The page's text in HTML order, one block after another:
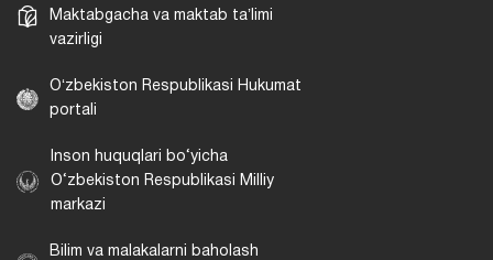
Maktabgacha va maktab taʼlimi
vazirligi
Oʻzbekiston Respublikasi Hukumat
portali
Inson huquqlari bo‘yicha
O‘zbekiston Respublikasi Milliy
markazi
Bilim va malakalarni baholash